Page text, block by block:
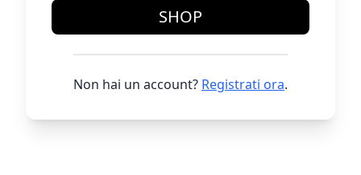
SHOP
Non hai un account? Registrati ora.